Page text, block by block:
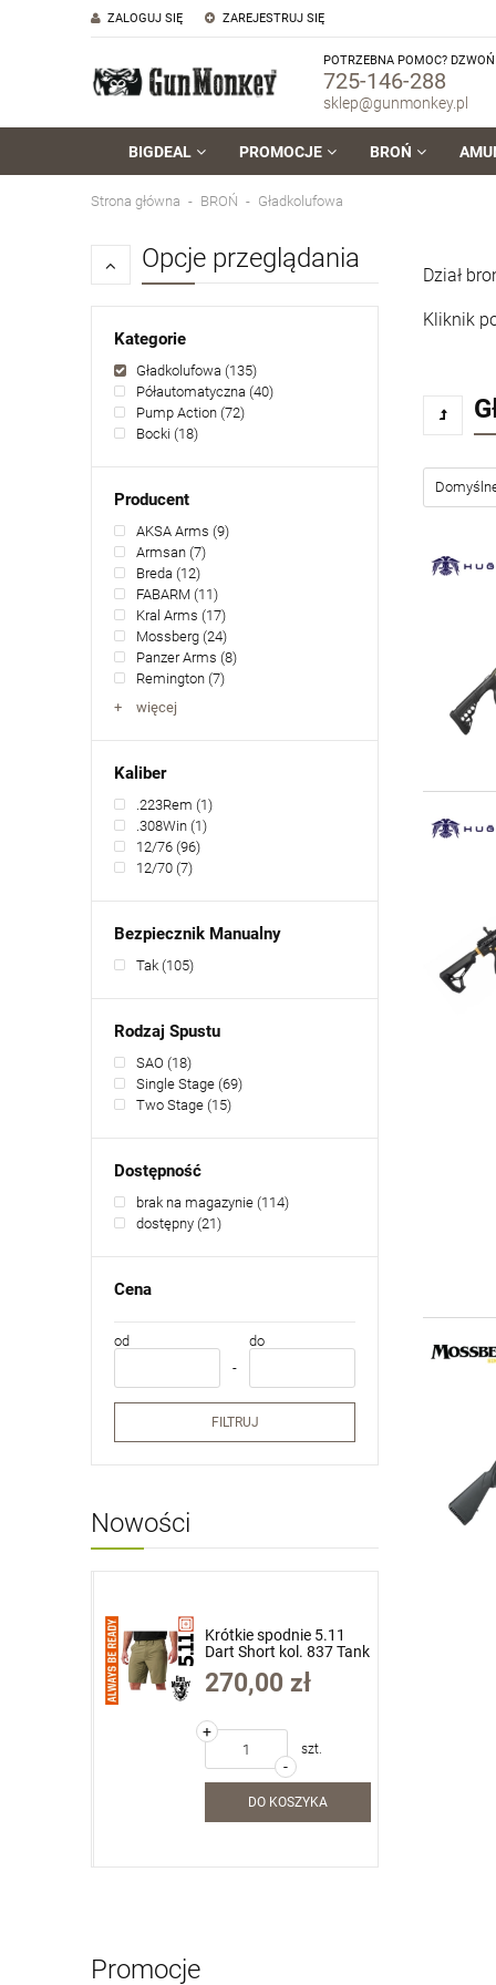
ZAREJESTRUJ SIĘ
ZALOGUJ SIĘ
POTRZEBNA POMOC?
725-146-288
sklep@gunmonkey.pl
BIGDEAL PROMOCJE BROŃ
Strona główna BROŃ Gładkolufowa
Opcje przeglądania
Kategorie
Gładkolufowa (135)
Półautomatyczna (40)
Pump Action (72)
Bocki (18)
Producent
AKSA Arms (9)
Armsan (7)
Breda (12)
FABARM (11)
Kral Arms (17)
Mossberg (24)
Panzer Arms (8)
Remington (7)
więcej
Kaliber
.223Rem (1)
.308Win (1)
12/76 (96)
12/70 (7)
Bezpiecznik Manualny
Tak (105)
Rodzaj Spustu
SAO (18)
Single Stage (69)
Two Stage (15)
Dostępność
brak na magazynie (114)
dostępny (21)
Cena
od do
FILTRUJ
Nowości
Krótkie spodnie 5.11
Dart Short kol. 837 Tank
Green roz. 36 (73351)
270,00 zł
-
+
szt.
DO KOSZYKA
Promocje
Dział
Kliknik